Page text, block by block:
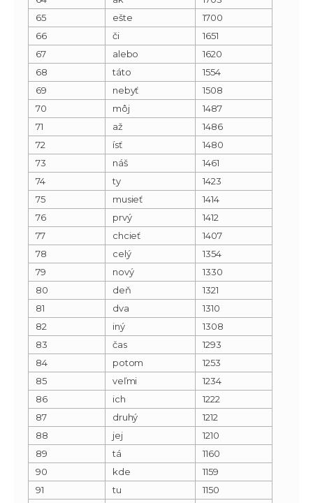
65
ešte
1700
66
či
1651
67
alebo
1620
68
táto
1554
69
nebyť
1508
70
môj
1487
71
až
1486
72
ísť
1480
73
náš
1461
74
ty
1423
75
musieť
1414
76
prvý
1412
77
chcieť
1407
78
celý
1354
79
nový
1330
80
deň
1321
81
dva
1310
82
iný
1308
83
čas
1293
84
potom
1253
85
veľmi
1234
86
ich
1222
87
druhý
1212
88
jej
1210
89
tá
1160
90
kde
1159
91
tu
1150